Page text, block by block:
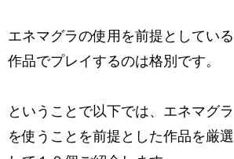
エネマグラの使用を前提としている
作品でプレイするのは格別です。
ということで以下では、エネマグラ
を使うことを前提とした作品を厳選